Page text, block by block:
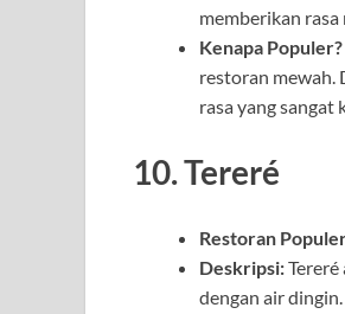
memberikan
Kenapa Populer?
restoran mewah.
rasa yang sangat
10. Tereré
Restoran
Deskripsi:
dengan air